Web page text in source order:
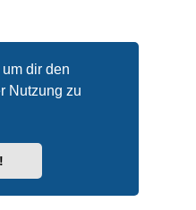
dir den
Nutzung zu